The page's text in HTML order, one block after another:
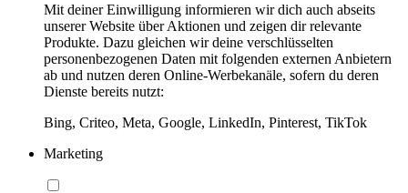
Mit deiner Einwilligung informieren wir dich auch abseits
unserer Website über Aktionen und zeigen dir relevante
Produkte. Dazu gleichen wir deine verschlüsselten
personenbezogenen Daten mit folgenden externen Anbietern
ab und nutzen deren Online-Werbekanäle, sofern du deren
Dienste bereits nutzt:
Bing, Criteo, Meta, Google, LinkedIn, Pinterest, TikTok
Marketing